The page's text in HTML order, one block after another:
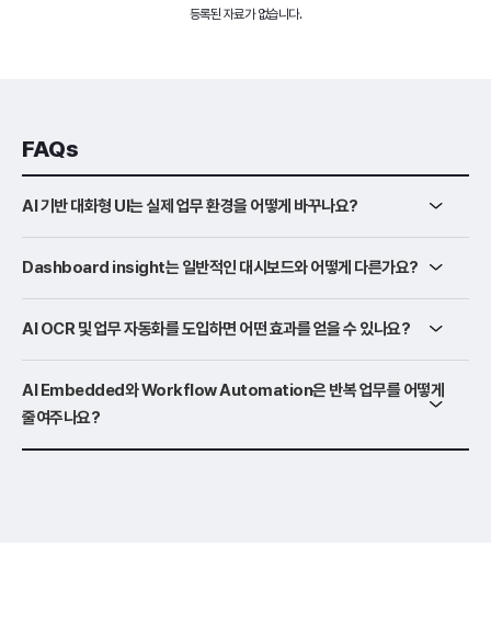
등록된 자료가 없습니다.
FAQs
AI 기반 대화형 UI는 실제 업무 환경을 어떻게 바꾸나요?
Dashboard insight는 일반적인 대시보드와 어떻게 다른가요?
AI OCR 및 업무 자동화를 도입하면 어떤 효과를 얻을 수 있나요?
AI Embedded와 Workflow Automation은 반복 업무를 어떻게
줄여주나요?